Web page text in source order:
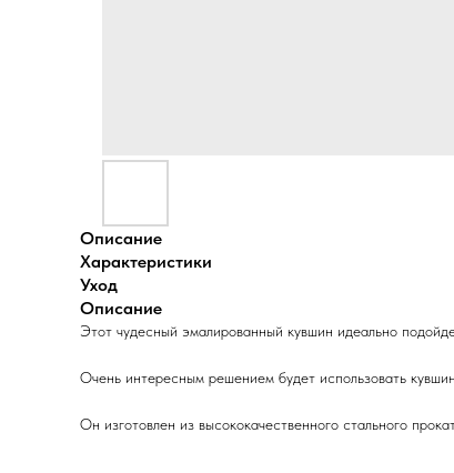
Описание
Характеристики
Уход
Описание
Этот чудесный эмалированный кувшин идеально
Очень интересным решением будет использовать
Он изготовлен из высококачественного стального